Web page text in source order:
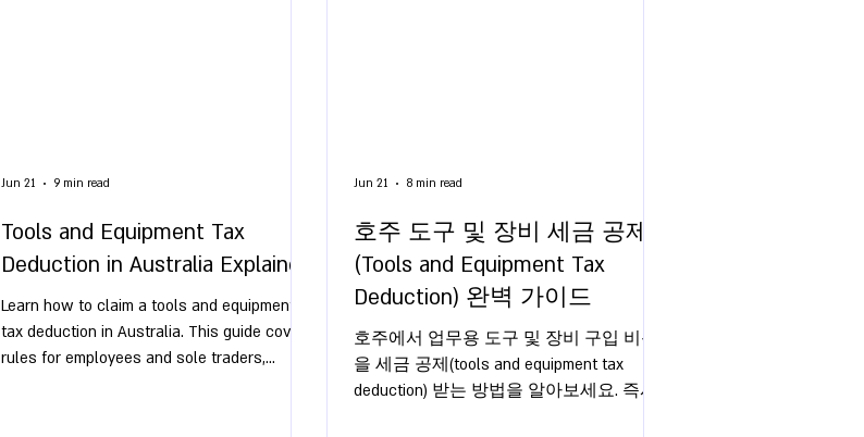
Tools and Equipment Tax
Deduction in Australia Explained
Learn how to claim a tools and equipment
tax deduction in Australia. This guide covers
rules for employees and sole traders,
Jun 21 9 min read
호주 도구 및 장비 세금 공제
(Tools and Equipment Tax
Deduction) 완벽 가이드
호주에서 업무용 도구 및 장비 구입 비용
을 세금 공제(tools and equipment tax
deduction) 받는 방법을 알아보세요. 즉시
Jun 21 8 min read